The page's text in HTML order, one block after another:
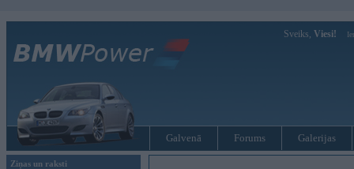
Sveiks, Viesi!
Galvenā Forums Galerijas
Ziņas un raksti